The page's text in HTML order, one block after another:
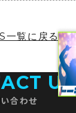
一覧に戻る
US
合わせ